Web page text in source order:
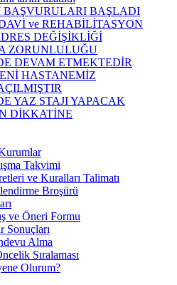
BAŞVURULARI BAŞLADI
ve REHABİLİTASYON
DEĞİŞİKLİĞİ
ZORUNLULUĞU
DEVAM ETMEKTEDİR
HASTANEMİZ
YAZ STAJI YAPACAK
DİKKATİNE
Takvimi
ve Kuralları Talimatı
Broşürü
ve Öneri Formu
Sonuçları
Alma
Sıralaması
Olurum?